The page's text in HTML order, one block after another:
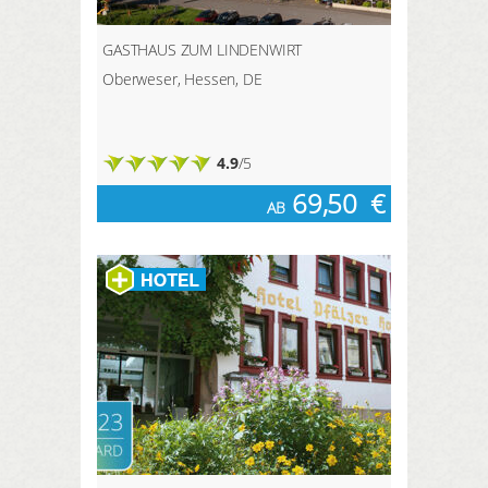
GASTHAUS ZUM LINDENWIRT
Oberweser, Hessen, DE
4.9/5
AB 69,50 €